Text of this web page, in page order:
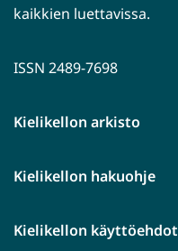
kaikkien luettavissa.
ISSN 2489-7698
Kielikellon arkisto
Kielikellon hakuohje
Kielikellon käyttöehdot